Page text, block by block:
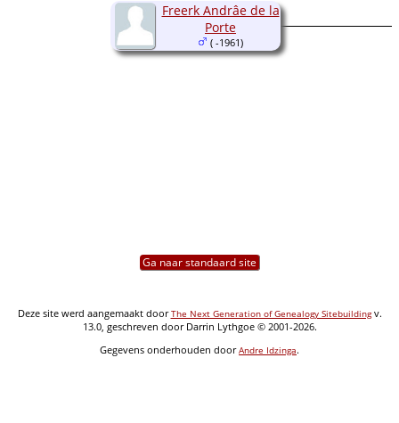
Freerk Andrâe de la
Porte
( -1961)
Ga naar standaard site
Deze site werd aangemaakt doorThe Next Generation of Genealogy Sitebuildingv.
13.0, geschreven door Darrin Lythgoe © 2001-2026.
Gegevens onderhouden doorAndre Idzinga.